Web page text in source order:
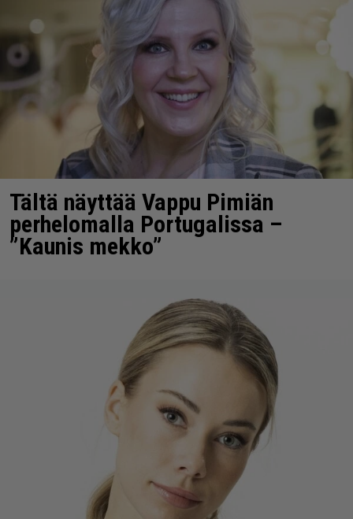
Tältä näyttää Vappu Pimiän
perhelomalla Portugalissa –
”Kaunis mekko”